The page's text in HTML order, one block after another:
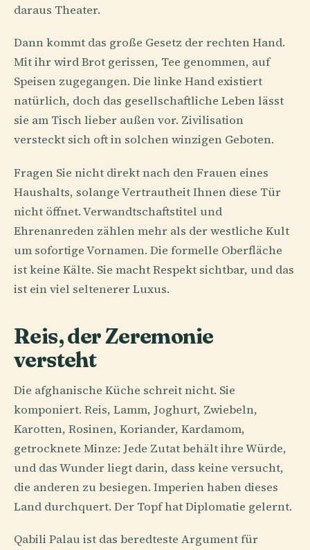
daraus Theater.
Dann kommt das große Gesetz der rechten Hand.
Mit ihr wird Brot gerissen, Tee genommen, auf
Speisen zugegangen. Die linke Hand existiert
natürlich, doch das gesellschaftliche Leben lässt
sie am Tisch lieber außen vor. Zivilisation
versteckt sich oft in solchen winzigen Geboten.
Fragen Sie nicht direkt nach den Frauen eines
Haushalts, solange Vertrautheit Ihnen diese Tür
nicht öffnet. Verwandtschaftstitel und
Ehrenanreden zählen mehr als der westliche Kult
um sofortige Vornamen. Die formelle Oberfläche
ist keine Kälte. Sie macht Respekt sichtbar, und das
ist ein viel seltenerer Luxus.
Reis, der Zeremonie
versteht
Die afghanische Küche schreit nicht. Sie
komponiert. Reis, Lamm, Joghurt, Zwiebeln,
Karotten, Rosinen, Koriander, Kardamom,
getrocknete Minze: Jede Zutat behält ihre Würde,
und das Wunder liegt darin, dass keine versucht,
die anderen zu besiegen. Imperien haben dieses
Land durchquert. Der Topf hat Diplomatie gelernt.
Qabili Palau ist das beredteste Argument für